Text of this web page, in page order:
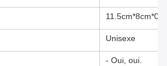
Unisexe
- Oui, oui.